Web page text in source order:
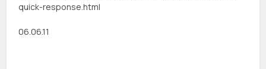
quick-response.html
06.06.11